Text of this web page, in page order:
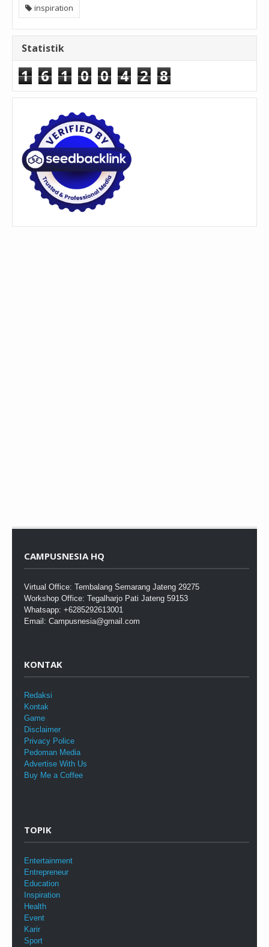
inspiration
Statistik
1 6 1 0 0 4 2 8
CAMPUSNESIA HQ
Virtual Office: Tembalang Semarang Jateng 29275
Workshop Office: Tegalharjo Pati Jateng 59153
Whatsapp: +6285292613001
Email: Campusnesia@gmail.com
KONTAK
Redaksi
Kontak
Game
Disclaimer
Privacy Police
Pedoman Media
Advertise With Us
Buy Me a Coffee
TOPIK
Entertainment
Entrepreneur
Education
Inspiration
Health
Event
Karir
Sport